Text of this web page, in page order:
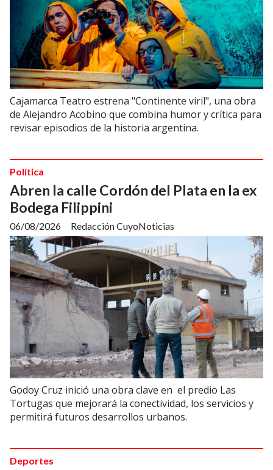
Cajamarca Teatro estrena "Continente viril", una obra
de Alejandro Acobino que combina humor y crítica para
revisar episodios de la historia argentina.
Abren la calle Cordón del Plata en la ex
Bodega Filippini
Redacción CuyoNoticias
Política
06/08/2026
Godoy Cruz inició una obra clave en el predio Las
Tortugas que mejorará la conectividad, los servicios y
permitirá futuros desarrollos urbanos.
Deportes